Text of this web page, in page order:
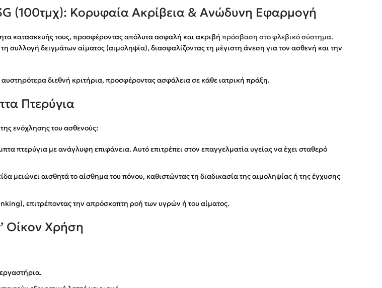
(100τμχ): Κορυφαία Ακρίβεια & Ανώδυνη Εφαρμογή
κατασκευής τους, προσφέροντας απόλυτα ασφαλή και ακριβή πρόσβαση στο φλεβικό σύστημα.
δειγμάτων αίματος (αιμοληψία), διασφαλίζοντας τη μέγιστη άνεση για τον ασθενή και την
διεθνή κριτήρια, προσφέροντας ασφάλεια σε κάθε ιατρική πράξη.
Πτερύγια
ενόχλησης του ασθενούς:
πτερύγια με ανάγλυφη επιφάνεια. Αυτό επιτρέπει στον επαγγελματία υγείας να έχει σταθερό
μειώνει αισθητά το αίσθημα του πόνου, καθιστώντας τη διαδικασία της αιμοληψίας ή της έγχυσης
επιτρέποντας την απρόσκοπτη ροή των υγρών ή του αίματος.
Οίκον Χρήση